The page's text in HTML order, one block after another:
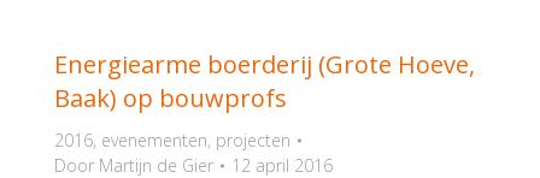
Energiearme boerderij (Grote Hoeve,
Baak) op bouwprofs
2016, evenementen, projecten
Door Martijn de Gier 12 april 2016